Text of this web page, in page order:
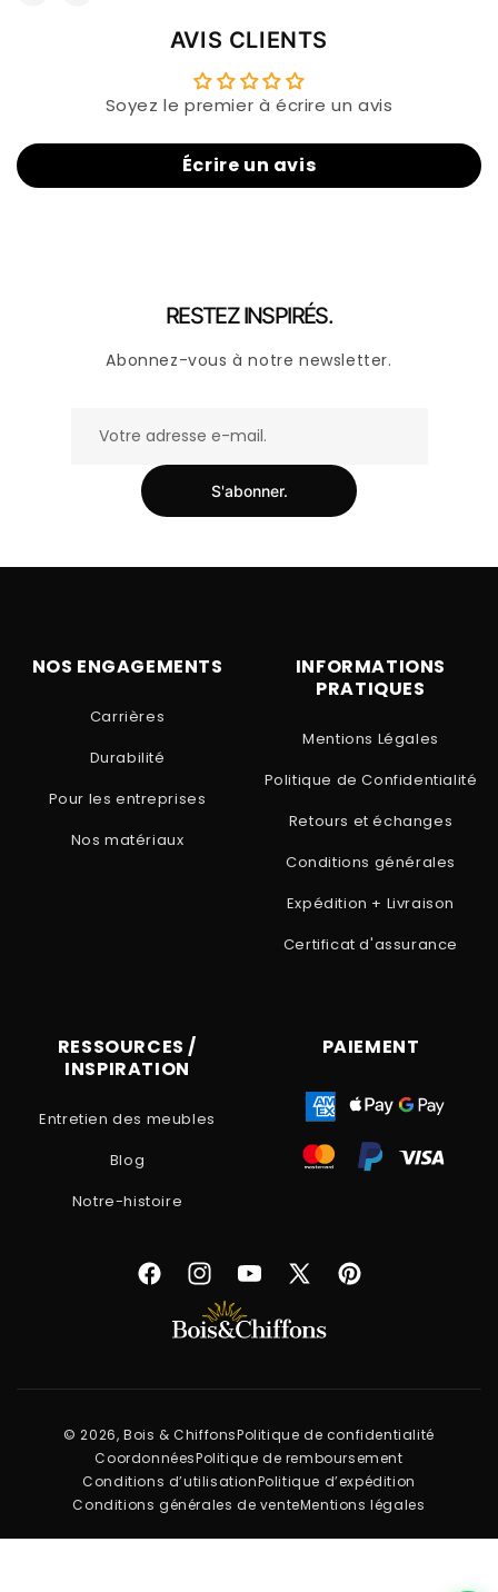
AVIS CLIENTS
Soyez le premier à écrire un avis
Écrire un avis
RESTEZ INSPIRÉS.
Abonnez-vous à notre newsletter.
S'abonner.
NOS ENGAGEMENTS
Carrières
Durabilité
Pour les entreprises
Nos matériaux
INFORMATIONS
PRATIQUES
Mentions Légales
Politique de Confidentialité
Retours et échanges
Conditions générales
Expédition + Livraison
Certificat d'assurance
RESSOURCES /
INSPIRATION
Entretien des meubles
Blog
Notre-histoire
PAIEMENT
FacebookInstagramYouTube
X
Pinterest
© 2026, Bois & ChiffonsPolitique de confidentialité
CoordonnéesPolitique de remboursement
Conditions d’utilisationPolitique d’expédition
Conditions générales de venteMentions légales